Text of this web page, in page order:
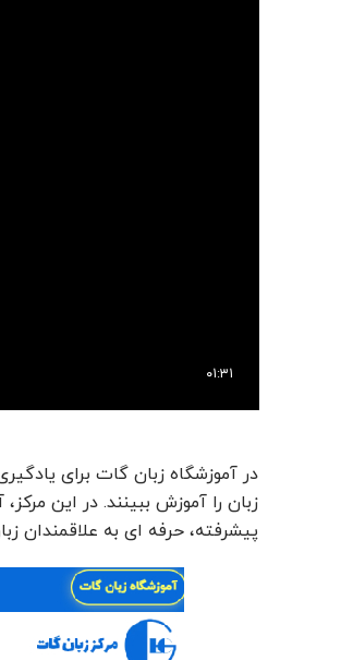
در آموزشگاه زبان گات برای
زبان را آموزش ببینند. در این
پیشرفته، حرفه ای به علاقمندان